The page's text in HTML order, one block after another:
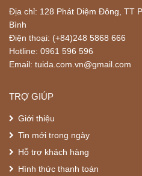
Địa chỉ: 128 Phát Diệm Đông, TT
Bình
Điện thoại: (+84)248 5868 666
Hotline: 0961 596 596
Email: tuida.com.vn@gmail.com
TRỢ GIÚP
Giới thiệu
Tin mới trong ngày
Hỗ trợ khách hàng
Hình thức thanh toán